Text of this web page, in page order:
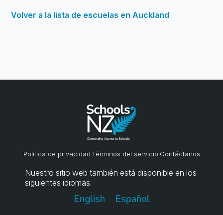
Volver a la lista de escuelas en Auckland
Política de privacidad Términos del servicio Contáctanos
Nuestro sitio web también está disponible en los
siguientes idiomas:
English Español